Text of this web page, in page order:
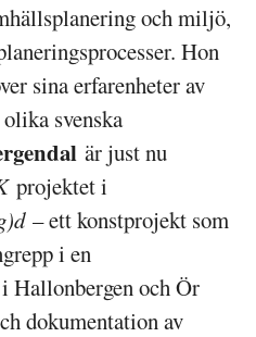
och miljö,
Hon
sina erfarenheter av
svenska
är just nu
projektet i
– ett konstprojekt som
i en
Hallonbergen och Ör
dokumentation av